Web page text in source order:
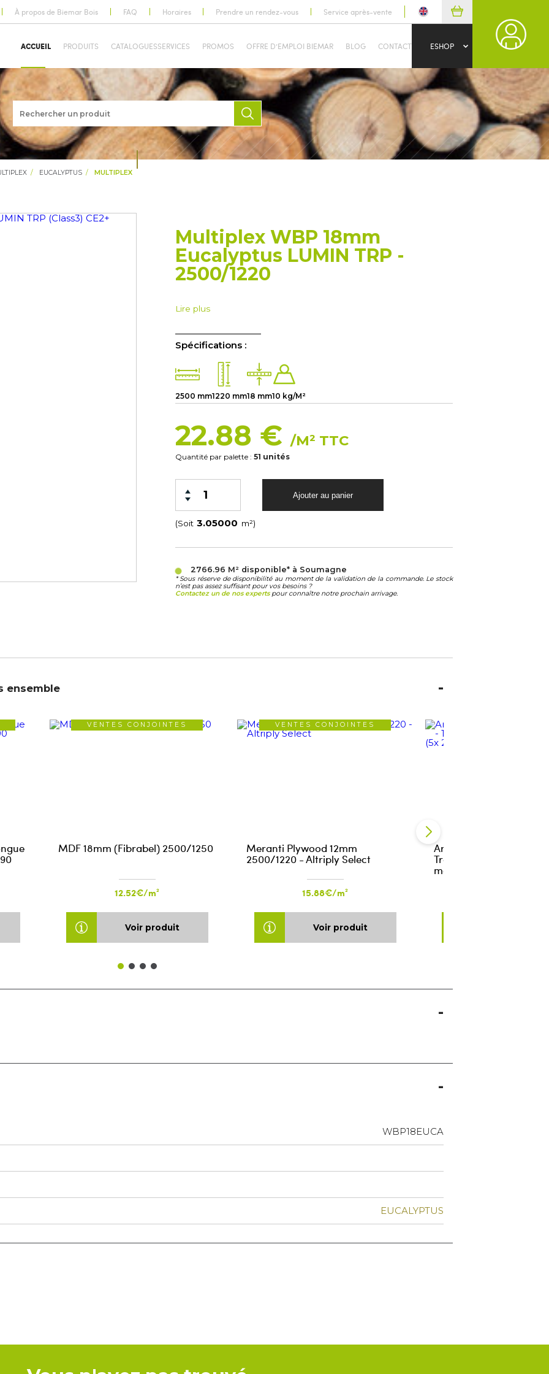
À propos de Biemar Bois FAQ Horaires Prendre un rendez-vous Service après-vente
ACCUEIL PRODUITS CATALOGUESSERVICES PROMOS OFFRE D’EMPLOI BIEMAR BLOG CONTACT ESHOP
EUCALYPTUS
MULTIPLEX
Multiplex WBP 18mm
Eucalyptus LUMIN TRP -
2500/1220
Lire plus
Spécifications :
2500 mm1220 mm18 mm10 kg/M²
22.88 € /M² TTC
Quantité par palette : 51 unités
(Soit m²)
2766.96 M² disponible* à Soumagne
* Sous réserve de disponibilité au moment de la validation de la commande. Le stock
n’est pas assez suffisant pour vos besoins ?
Contactez un de nos expertspour connaître notre prochain arrivage.
ensemble
VENTES CONJOINTES
MDF 18mm (Fibrabel) 2500/1250
12.52€/m²
Voir produit
VENTES CONJOINTES
Meranti Plywood 12mm
2500/1220 - Altriply Select
15.88€/m²
Voir produit
Architrave Kit -
Trapezoid - 11x65 -
meters per kit (5x
WBP18EUCA
EUCALYPTUS